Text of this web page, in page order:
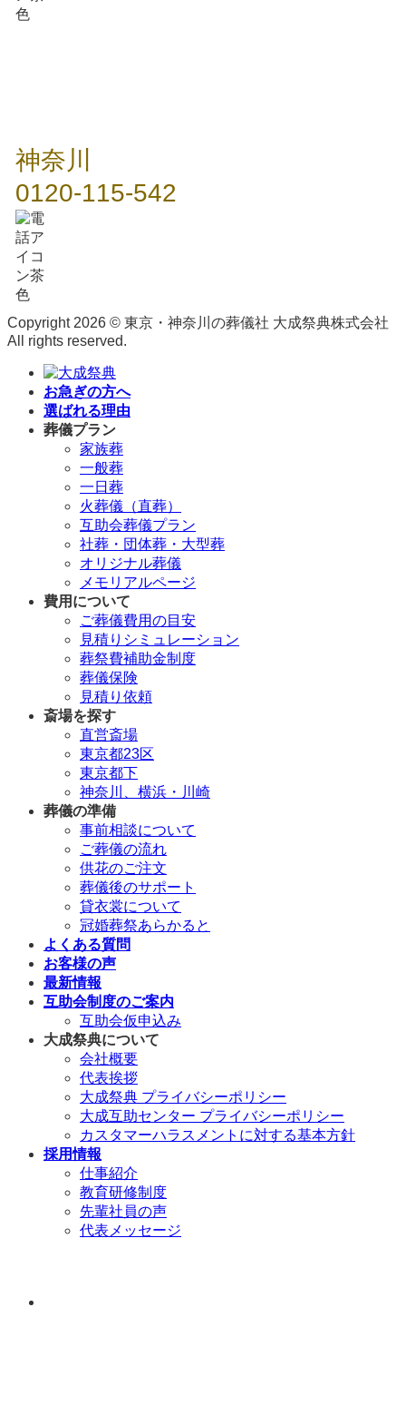
神奈川
0120-115-542
Copyright 2026 © 東京・神奈川の葬儀社 大成祭典株式会社
All rights reserved.
お急ぎの方へ
選ばれる理由
葬儀プラン
家族葬
一般葬
一日葬
火葬儀（直葬）
互助会葬儀プラン
社葬・団体葬・大型葬
オリジナル葬儀
メモリアルページ
費用について
ご葬儀費用の目安
見積りシミュレーション
葬祭費補助金制度
葬儀保険
見積り依頼
斎場を探す
直営斎場
東京都23区
東京都下
神奈川、横浜・川崎
葬儀の準備
事前相談について
ご葬儀の流れ
供花のご注文
葬儀後のサポート
貸衣裳について
冠婚葬祭あらかると
よくある質問
お客様の声
最新情報
互助会制度のご案内
互助会仮申込み
大成祭典について
会社概要
代表挨拶
大成祭典 プライバシーポリシー
大成互助センター プライバシーポリシー
カスタマーハラスメントに対する基本方針
採用情報
仕事紹介
教育研修制度
先輩社員の声
代表メッセージ